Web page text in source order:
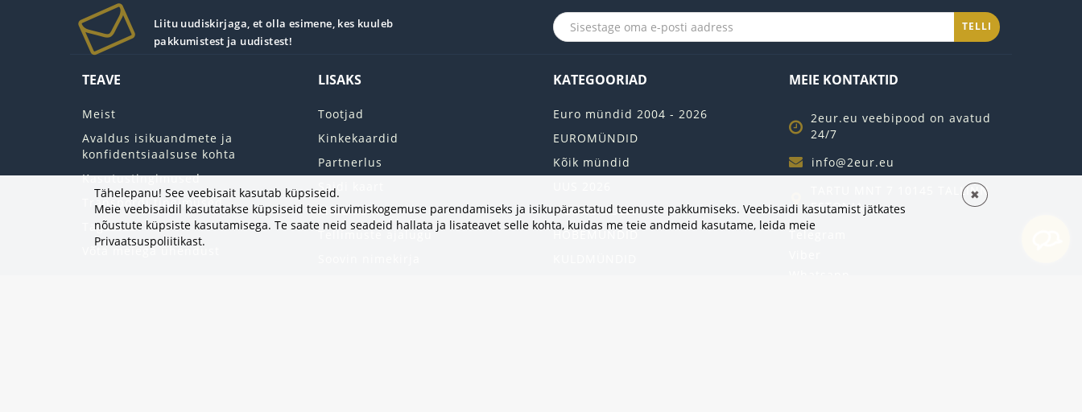
Liitu uudiskirjaga, et olla esimene, kes kuuleb
pakkumistest ja uudistest!
TELLI
TEAVE
Meist
Avaldus isikuandmete ja
konfidentsiaalsuse kohta
Kasutustingimused
Transpordi tingimused
Tagastab
Võta meiega ühendust
LISAKS
Tootjad
Kinkekaardid
Partnerlus
Saidi kaart
Minu konto
Tellimuste ajalugu
KATEGOORIAD
Euro mündid 2004 - 2026
EUROMÜNDID
Kõik mündid
2 EURO RULLI
HÕBEMÜNDID
MEIE KONTAKTID
2eur.eu veebipood on avatud
24/7
info@2eur.eu
TARTU MNT 7 10145 TALLINN
ESTONIA
Telegram
Tähelepanu! See veebisait kasutab küpsiseid.
Meie veebisaidil kasutatakse küpsiseid teie sirvimiskogemuse parendamiseks ja isikupärastatud teenuste pakkumiseks. Veebisaidi kasutamist jätkates
nõustute küpsiste kasutamisega. Te saate neid seadeid hallata ja lisateavet selle kohta, kuidas me teie andmeid kasutame, leida meie
Privaatsuspoliitikast.
✖